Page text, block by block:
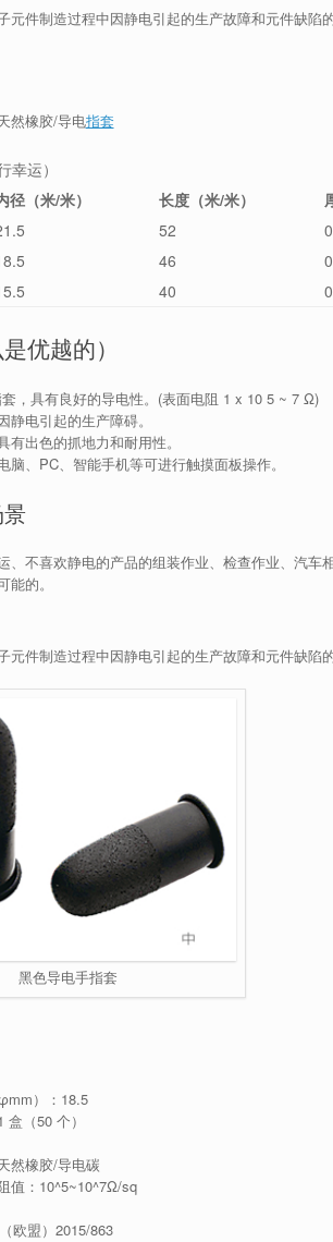
元件制造过程中因静电引起的生产故障和元件缺陷的
然橡胶/导电指套
幸运）
径（米/米） 长度（米/米）
52
46
40
优越的）
，具有良好的导电性。(表面电阻 1 x 10 5 ~ 7Ω)
静电引起的生产障碍。
有出色的抓地力和耐用性。
脑、PC、智能手机等可进行触摸面板操作。
、不喜欢静电的产品的组装作业、检查作业、汽车
的。
元件制造过程中因静电引起的生产故障和元件缺陷
黑色导电手指套
）：18.5
盒（50 个）
然橡胶/导电碳
值：10^5~10^7Ω/sq
欧盟）2015/863